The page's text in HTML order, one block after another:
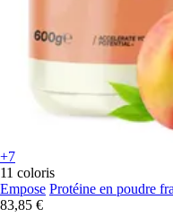
+7
11 coloris
Empose Protéine en poudre
83,85 €